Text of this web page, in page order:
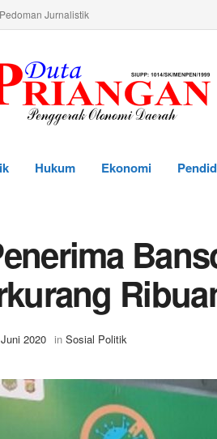
Pedoman Jurnalistik
Hukum Ekonomi
2020 in Sosial Politik